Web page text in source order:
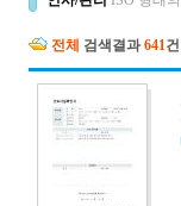
전체 검색결과641건